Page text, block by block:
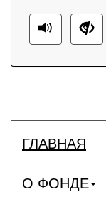
ГЛАВНАЯ
О ФОНДЕ